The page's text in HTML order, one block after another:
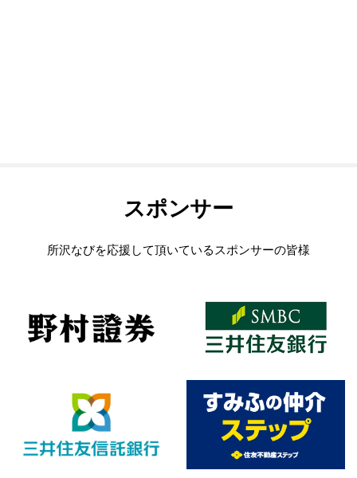
スポンサー
所沢なびを応援して頂いているスポンサーの皆様